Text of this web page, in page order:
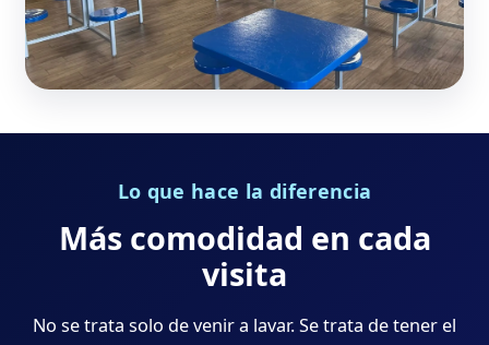
Lo que hace la diferencia
Más comodidad en cada
visita
No se trata solo de venir a lavar. Se trata de tener el